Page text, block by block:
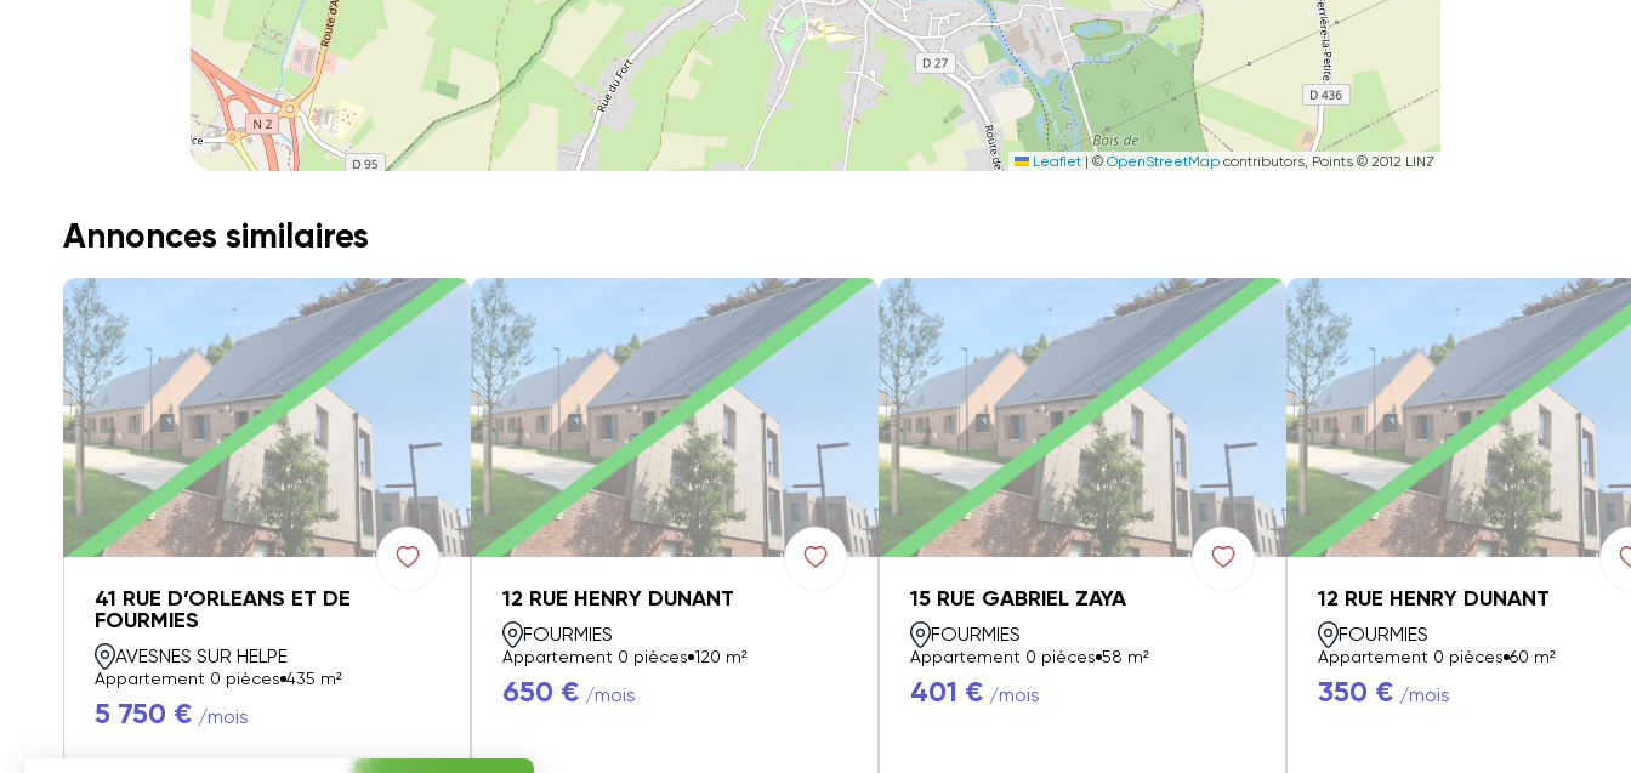
Leaflet |©OpenStreetMap contributors, Points © 2012 LINZ
Annonces similaires
41 RUE D’ORLEANS ET DE
FOURMIES
AVESNES SUR HELPE
Appartement 0 pièces 435 m²
5 750 € /mois
12 RUE HENRY DUNANT
FOURMIES
Appartement 0 pièces 120 m²
650 € /mois
15 RUE GABRIEL ZAYA
FOURMIES
Appartement 0 pièces 58 m²
401 € /mois
12 RUE HENRY DUNANT
FOURMIES
Appartement 0 pièces 60 m²
350 € /mois